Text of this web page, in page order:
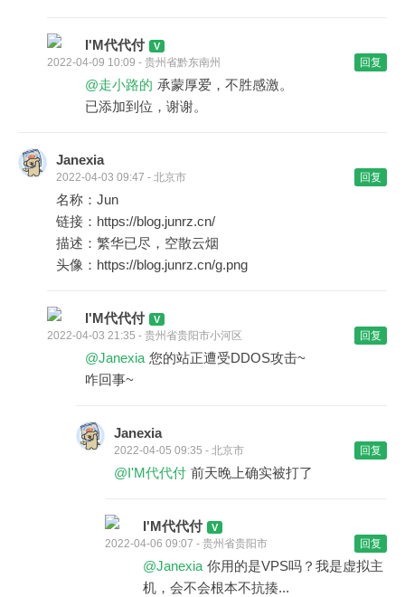
I'M代代付
2022-04-09 10:09 - 贵州省黔东南州 回复
@走小路的 承蒙厚爱，不胜感激。
已添加到位，谢谢。
Janexia
2022-04-03 09:47 - 北京市 回复
名称：Jun
链接：https://blog.junrz.cn/
描述：繁华已尽，空散云烟
头像：https://blog.junrz.cn/g.png
I'M代代付
2022-04-03 21:35 - 贵州省贵阳市小河区 回复
@Janexia 您的站正遭受DDOS攻击~
咋回事~
Janexia
2022-04-05 09:35 - 北京市 回复
@I'M代代付 前天晚上确实被打了
I'M代代付
2022-04-06 09:07 - 贵州省贵阳市 回复
@Janexia 你用的是VPS吗？我是虚拟主
机，会不会根本不抗揍...